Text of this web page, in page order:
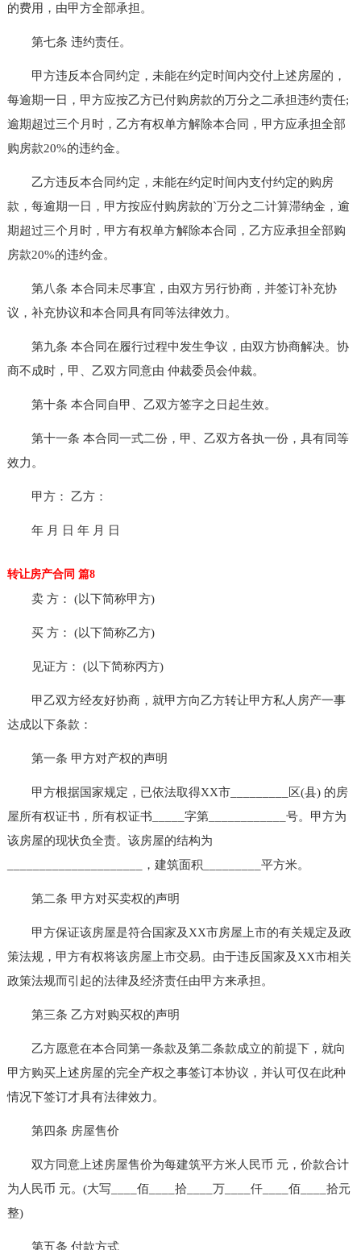
的费用，由甲方全部承担。
第七条 违约责任。
甲方违反本合同约定，未能在约定时间内交付上述房屋的，
每逾期一日，甲方应按乙方已付购房款的万分之二承担违约责任;
逾期超过三个月时，乙方有权单方解除本合同，甲方应承担全部
购房款20%的违约金。
乙方违反本合同约定，未能在约定时间内支付约定的购房
款，每逾期一日，甲方按应付购房款的`万分之二计算滞纳金，逾
期超过三个月时，甲方有权单方解除本合同，乙方应承担全部购
房款20%的违约金。
第八条 本合同未尽事宜，由双方另行协商，并签订补充协
议，补充协议和本合同具有同等法律效力。
第九条 本合同在履行过程中发生争议，由双方协商解决。协
商不成时，甲、乙双方同意由 仲裁委员会仲裁。
第十条 本合同自甲、乙双方签字之日起生效。
第十一条 本合同一式二份，甲、乙双方各执一份，具有同等
效力。
甲方： 乙方：
年 月 日 年 月 日
转让房产合同 篇8
卖 方： (以下简称甲方)
买 方： (以下简称乙方)
见证方： (以下简称丙方)
甲乙双方经友好协商，就甲方向乙方转让甲方私人房产一事
达成以下条款：
第一条 甲方对产权的声明
甲方根据国家规定，已依法取得XX市_________区(县) 的房
屋所有权证书，所有权证书_____字第____________号。甲方为
该房屋的现状负全责。该房屋的结构为
_____________________，建筑面积_________平方米。
第二条 甲方对买卖权的声明
甲方保证该房屋是符合国家及XX市房屋上市的有关规定及政
策法规，甲方有权将该房屋上市交易。由于违反国家及XX市相关
政策法规而引起的法律及经济责任由甲方来承担。
第三条 乙方对购买权的声明
乙方愿意在本合同第一条款及第二条款成立的前提下，就向
甲方购买上述房屋的完全产权之事签订本协议，并认可仅在此种
情况下签订才具有法律效力。
第四条 房屋售价
双方同意上述房屋售价为每建筑平方米人民币 元，价款合计
为人民币 元。(大写____佰____拾____万____仟____佰____拾元
整)
第五条 付款方式